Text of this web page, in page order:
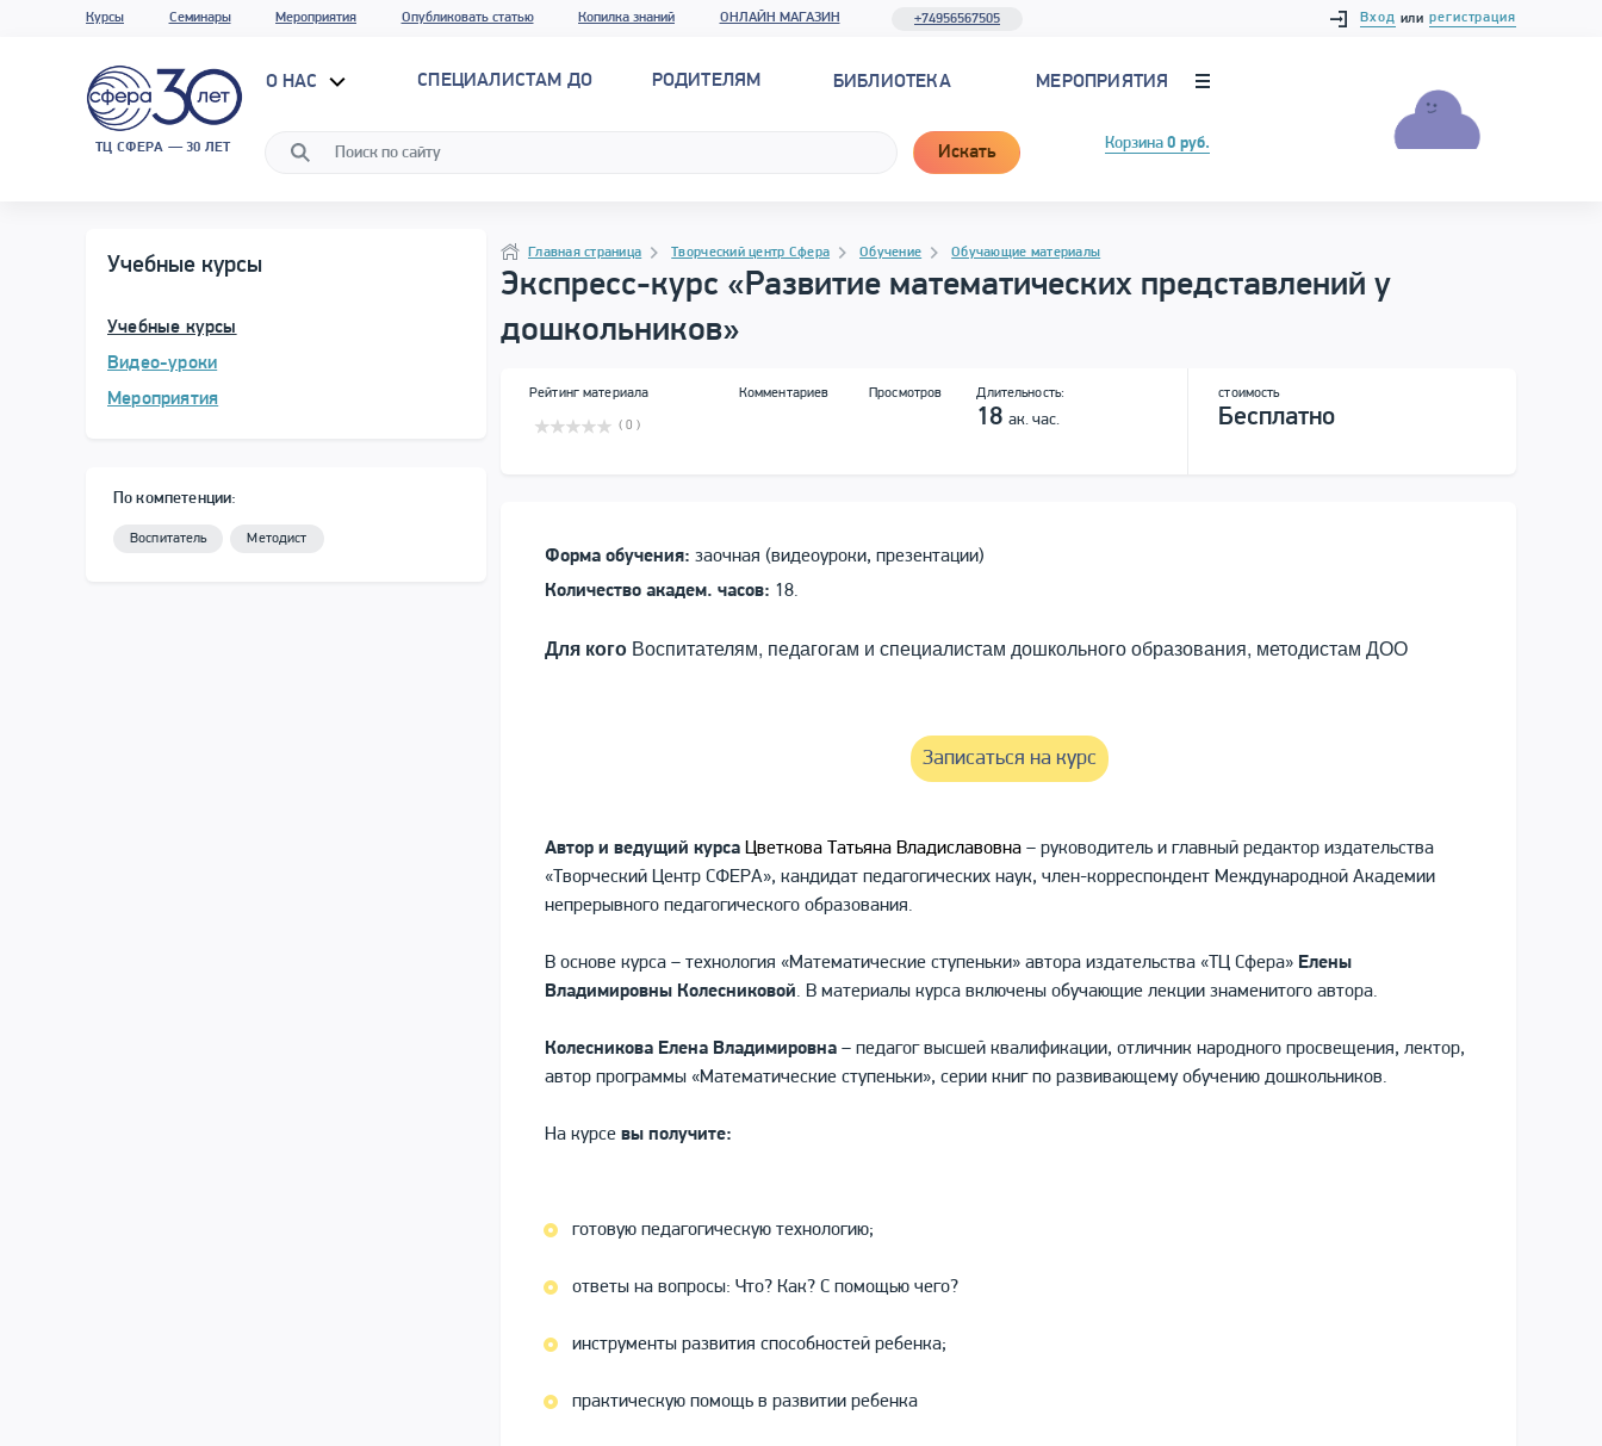
Курсы Семинары Мероприятия Опубликовать статью Копилка знаний ОНЛАЙН МАГАЗИН +74956567505 Вход или регистрация
ТЦ СФЕРА — 30 ЛЕТ
О НАС СПЕЦИАЛИСТАМ ДО РОДИТЕЛЯМ БИБЛИОТЕКА МЕРОПРИЯТИЯ
Искать Корзина 0 руб.
Учебные курсы
Учебные курсы
Видео-уроки
Мероприятия
По компетенции:
Воспитатель Методист
НавигацияГлавная страница Творческий центр Сфера Обучение Обучающие материалы
Экспресс-курс «Развитие математических представлений у
дошкольников»
Рейтинг материала
( 0 )
Комментариев Просмотров Длительность:
18ак. час.
стоимость
Бесплатно
Форма обучения: заочная (видеоуроки, презентации)
Количество академ. часов: 18.
Для кого Воспитателям, педагогам и специалистам дошкольного образования, методистам ДОО
Записаться на курс
Автор и ведущий курса Цветкова Татьяна Владиславовна – руководитель и главный редактор издательства
«Творческий Центр СФЕРА», кандидат педагогических наук, член-корреспондент Международной Академии
непрерывного педагогического образования.
В основе курса – технология «Математические ступеньки» автора издательства «ТЦ Сфера» Елены
Владимировны Колесниковой. В материалы курса включены обучающие лекции знаменитого автора.
Колесникова Елена Владимировна – педагог высшей квалификации, отличник народного просвещения, лектор,
автор программы «Математические ступеньки», серии книг по развивающему обучению дошкольников.
На курсе вы получите:
готовую педагогическую технологию;
ответы на вопросы: Что? Как? С помощью чего?
инструменты развития способностей ребенка;
практическую помощь в развитии ребенка